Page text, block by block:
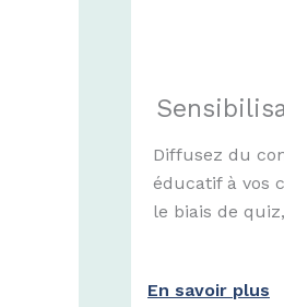
Diffusez du
éducatif à vos
le biais de
En savoir plus